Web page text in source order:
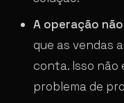
A operação
que as vendas
conta. Isso não
problema de